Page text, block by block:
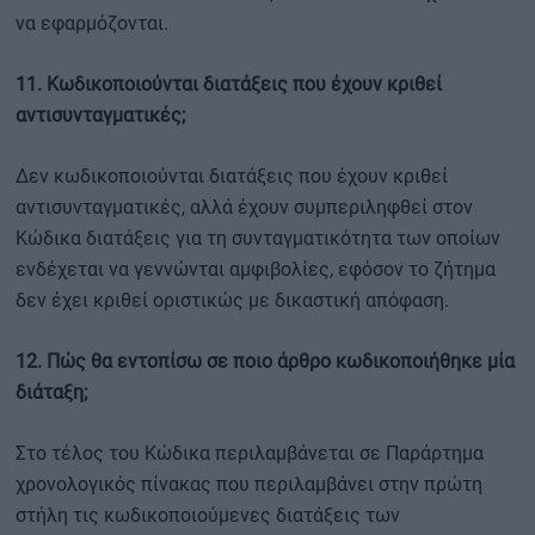
να εφαρμόζονται.
11. Κωδικοποιούνται διατάξεις που έχουν κριθεί
αντισυνταγματικές;
Δεν κωδικοποιούνται διατάξεις που έχουν κριθεί
αντισυνταγματικές, αλλά έχουν συμπεριληφθεί στον
Κώδικα διατάξεις για τη συνταγματικότητα των οποίων
ενδέχεται να γεννώνται αμφιβολίες, εφόσον το ζήτημα
δεν έχει κριθεί οριστικώς με δικαστική απόφαση.
12. Πώς θα εντοπίσω σε ποιο άρθρο κωδικοποιήθηκε μία
διάταξη;
Στο τέλος του Κώδικα περιλαμβάνεται σε Παράρτημα
χρονολογικός πίνακας που περιλαμβάνει στην πρώτη
στήλη τις κωδικοποιούμενες διατάξεις των